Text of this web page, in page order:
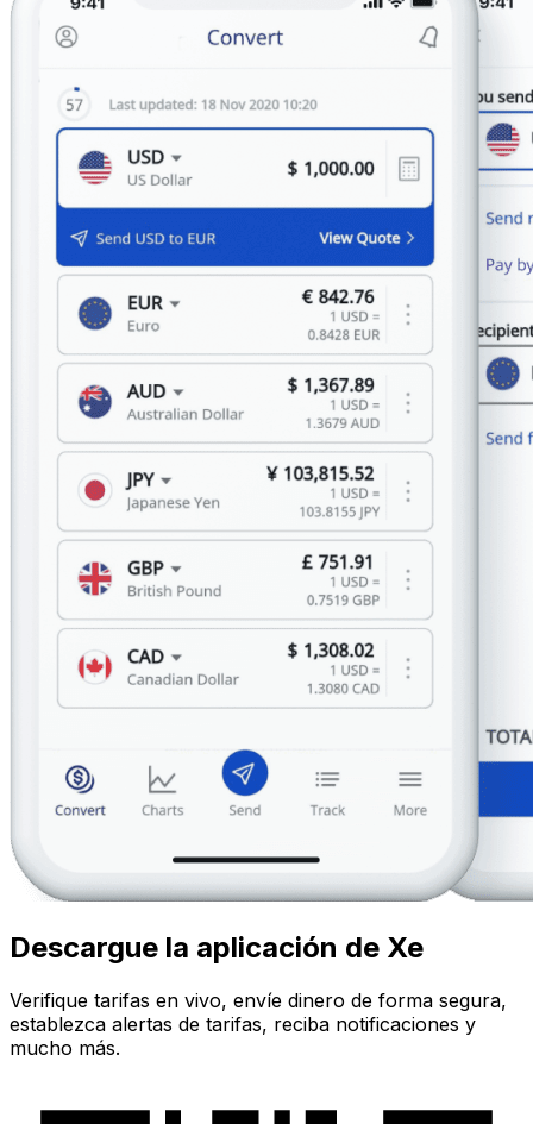
Descargue la aplicación de Xe
Verifique tarifas en vivo, envíe dinero de forma segura,
establezca alertas de tarifas, reciba notificaciones y
mucho más.